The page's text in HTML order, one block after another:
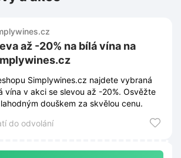
až -20% na bílá vína na
Simplywines.cz najdete vybraná
vína v akci se slevou až -20%. Osvěžte
douškem za skvělou cenu.
do odvolání